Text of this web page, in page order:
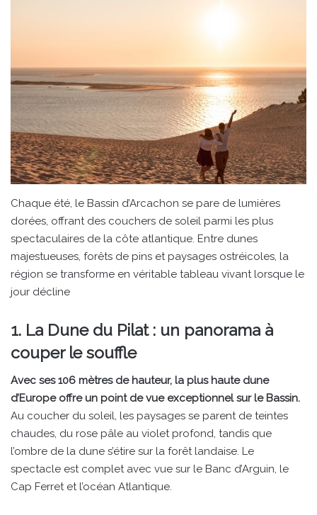
Chaque été, le Bassin d’Arcachon se pare de lumières
dorées, offrant des couchers de soleil parmi les plus
spectaculaires de la côte atlantique. Entre dunes
majestueuses, forêts de pins et paysages ostréicoles, la
région se transforme en véritable tableau vivant lorsque le
jour décline
1. La Dune du Pilat : un panorama à
couper le souffle
Avec ses 106 mètres de hauteur, la plus haute dune
d’Europe offre un point de vue exceptionnel sur le Bassin.
Au coucher du soleil, les paysages se parent de teintes
chaudes, du rose pâle au violet profond, tandis que
l’ombre de la dune s’étire sur la forêt landaise. Le
spectacle est complet avec vue sur le Banc d’Arguin, le
Cap Ferret et l’océan Atlantique.